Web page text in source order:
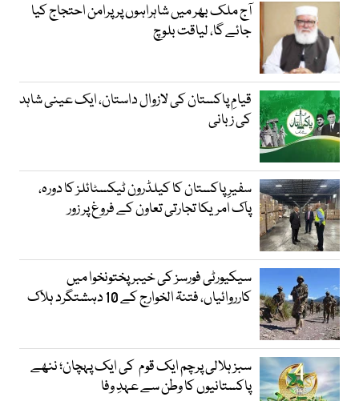
آج ملک بھر میں شاہراہوں پر پرامن احتجاج کیا
جائے گا، لیاقت بلوچ
قیامِ پاکستان کی لازوال داستان، ایک عینی شاہد
کی زبانی
سفیرِ پاکستان کا کیلڈرون ٹیکسٹائلز کا دورہ،
پاک امریکا تجارتی تعاون کے فروغ پر زور
سیکیورٹی فورسز کی خیبر پختونخوا میں
کارروائیاں، فتنۃ الخوارج کے 10 دہشتگرد ہلاک
سبز ہلالی پرچم ایک قوم کی ایک پہچان؛ ننھے
پاکستانیوں کا وطن سے عہدِ وفا